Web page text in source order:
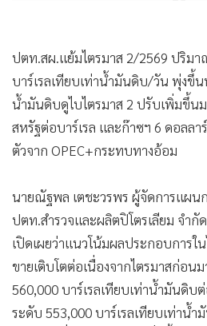
ปตท.สผ.แย้มไตรมาส 2/2569 ปริม
บาร์เรลเทียบเท่าน้ำมันดิบ/วัน พุ่งขึ้
น้ำมันดิบดูไบไตรมาส 2 ปรับเพิ่มขึ้น
สหรัฐต่อบาร์เรล และก๊าซฯ 6 ดอลล
ตัวจาก OPEC+กระทบทางอ้อม
นายณัฐพล เตชะวรพร ผู้จัดการแผ
ปตท.สำรวจและผลิตปิโตรเลียม จำ
เปิดเผยว่าแนวโน้มผลประกอบการ
ขายเติบโตต่อเนื่องจากไตรมาสก่อ
560,000 บาร์เรลเทียบเท่าน้ำมันดิ
ระดับ 553,000 บาร์เรลเทียบเท่าน้